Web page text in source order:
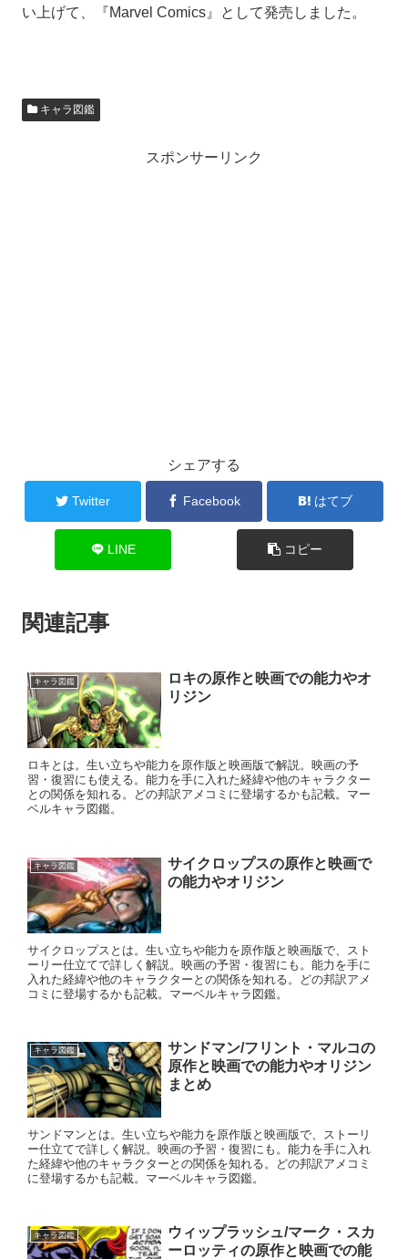
い上げて、『Marvel Comics』として発売しました。
キャラ図鑑
スポンサーリンク
シェアする
Twitter Facebook はてブ
LINE コピー
関連記事
キャラ図鑑
ロキの原作と映画での能力やオ
リジン
ロキとは。生い立ちや能力を原作版と映画版で解説。映画の予
習・復習にも使える。能力を手に入れた経緯や他のキャラクター
との関係を知れる。どの邦訳アメコミに登場するかも記載。マー
ベルキャラ図鑑。
キャラ図鑑
サイクロップスの原作と映画で
の能力やオリジン
サイクロップスとは。生い立ちや能力を原作版と映画版で、スト
ーリー仕立てで詳しく解説。映画の予習・復習にも。能力を手に
入れた経緯や他のキャラクターとの関係を知れる。どの邦訳アメ
コミに登場するかも記載。マーベルキャラ図鑑。
キャラ図鑑
サンドマン/フリント・マルコの
原作と映画での能力やオリジン
まとめ
サンドマンとは。生い立ちや能力を原作版と映画版で、ストーリ
ー仕立てで詳しく解説。映画の予習・復習にも。能力を手に入れ
た経緯や他のキャラクターとの関係を知れる。どの邦訳アメコミ
に登場するかも記載。マーベルキャラ図鑑。
キャラ図鑑
ウィップラッシュ/マーク・スカ
ーロッティの原作と映画での能